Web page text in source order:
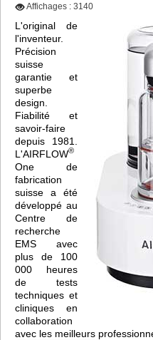
Affichages : 3140
L'original de
l'inventeur.
Précision
suisse
garantie et
superbe
design.
Fiabilité et
savoir-faire
depuis 1981.
L'AIRFLOW®
One de
fabrication
suisse a été
développé au
Centre de
recherche
EMS avec
plus de 100
000 heures
de tests
techniques et
cliniques en
collaboration
avec les meilleurs